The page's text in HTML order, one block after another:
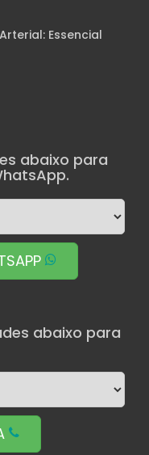
Essencial
abaixo para
abaixo para